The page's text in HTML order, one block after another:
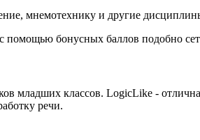
мнемотехнику и другие
помощью бонусных баллов подобно
классов. LogicLike -
речи.